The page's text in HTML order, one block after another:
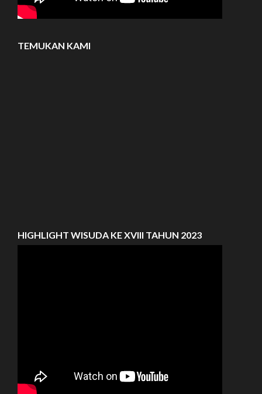
TEMUKAN KAMI
HIGHLIGHT WISUDA KE XVIII TAHUN 2023